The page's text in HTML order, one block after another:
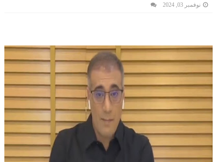
نوفمبر 03, 2024